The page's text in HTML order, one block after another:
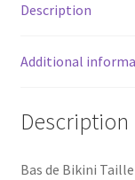
Description
Additional
Description
Bas de Bikini